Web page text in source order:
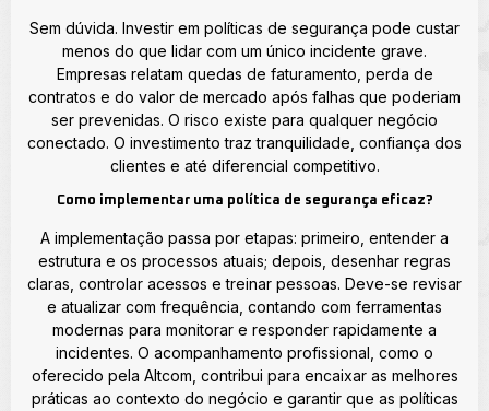
Sem dúvida. Investir em políticas de segurança pode custar
menos do que lidar com um único incidente grave.
Empresas relatam quedas de faturamento, perda de
contratos e do valor de mercado após falhas que poderiam
ser prevenidas. O risco existe para qualquer negócio
conectado. O investimento traz tranquilidade, confiança dos
clientes e até diferencial competitivo.
Como implementar uma política de segurança eficaz?
A implementação passa por etapas: primeiro, entender a
estrutura e os processos atuais; depois, desenhar regras
claras, controlar acessos e treinar pessoas. Deve-se revisar
e atualizar com frequência, contando com ferramentas
modernas para monitorar e responder rapidamente a
incidentes. O acompanhamento profissional, como o
oferecido pela Altcom, contribui para encaixar as melhores
práticas ao contexto do negócio e garantir que as políticas